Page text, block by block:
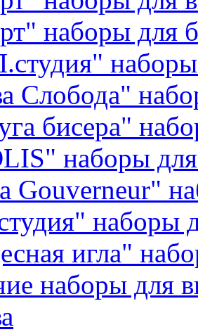
наборы для
Слобода"
бисера"
наборы
Gouverneur"
наборы
игла"
наборы для